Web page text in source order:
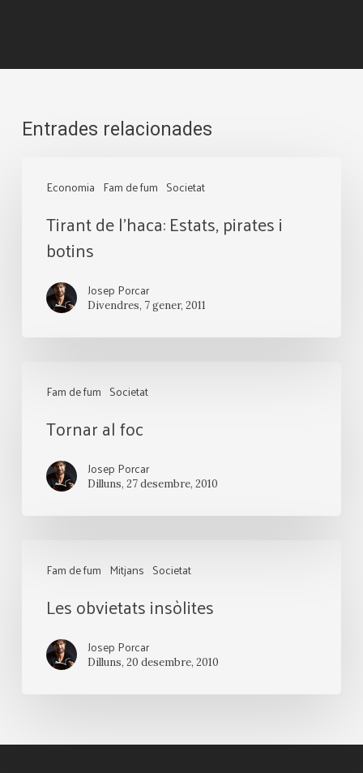
Entrades relacionades
Economia Fam de fum Societat
l’haca:
Estats,
Tirant de l’haca: Estats, pirates i
botins
Josep Porcar
Divendres, 7 gener, 2011
Fam de fum Societat
Tornar al foc
Josep Porcar
Dilluns, 27 desembre, 2010
Fam de fum Mitjans Societat
obvietats
insòlites
Les obvietats insòlites
Josep Porcar
Dilluns, 20 desembre, 2010